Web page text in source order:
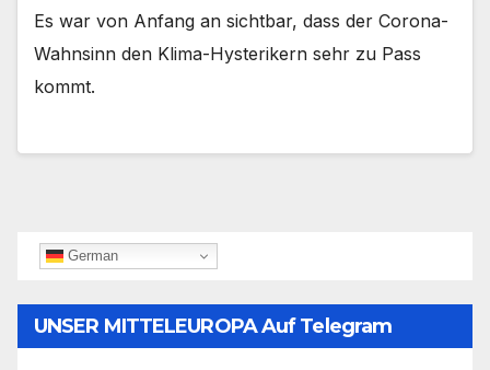
Es war von Anfang an sichtbar, dass der Corona-
Wahnsinn den Klima-Hysterikern sehr zu Pass
kommt.
German
UNSER MITTELEUROPA Auf Telegram